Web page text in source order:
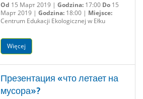
Od 15 Март 2019 | Godzina:17:00 Do15
Март 2019 | Godzina:18:00 | Miejsce:
Centrum Edukacji Ekologicznej w Ełku
Więcej
Презентация «что летает на
мусора»?